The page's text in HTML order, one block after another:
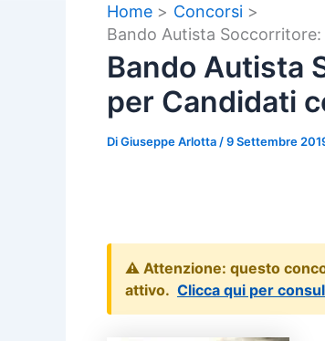
Home
Concorsi
Bando Autista
Bando Autista
per Candidati
DiGiuseppe Arlotta /9 Settembre
⚠️ Attenzione: questo
attivo. Clicca qui per